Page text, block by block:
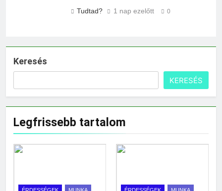
Tudtad? 1 nap ezelőtt 0
Keresés
KERESÉS
Legfrissebb tartalom